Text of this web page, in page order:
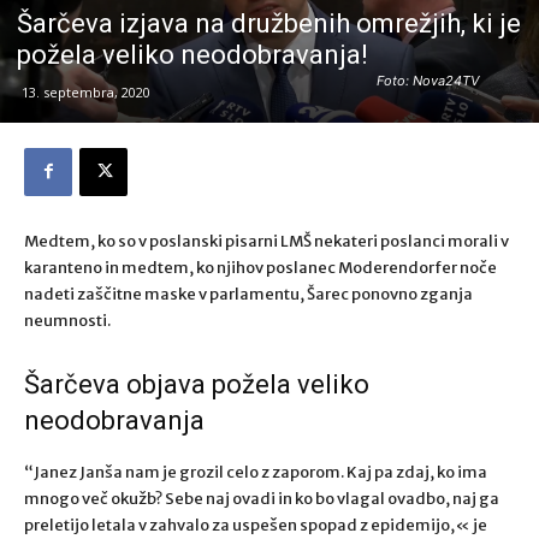
Foto: Nova24TV
Šarčeva izjava na družbenih omrežjih, ki je
požela veliko neodobravanja!
13. septembra, 2020
Medtem, ko so v poslanski pisarni LMŠ nekateri poslanci morali v
karanteno in medtem, ko njihov poslanec Moderendorfer noče
nadeti zaščitne maske v parlamentu, Šarec ponovno zganja
neumnosti.
Šarčeva objava požela veliko
neodobravanja
“Janez Janša nam je grozil celo z zaporom. Kaj pa zdaj, ko ima
mnogo več okužb? Sebe naj ovadi in ko bo vlagal ovadbo, naj ga
preletijo letala v zahvalo za uspešen spopad z epidemijo,« je